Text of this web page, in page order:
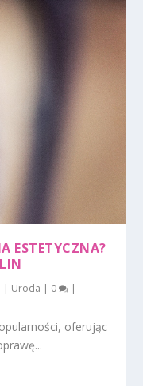
ESTETYCZNA?
| Uroda | 0 |
oferując